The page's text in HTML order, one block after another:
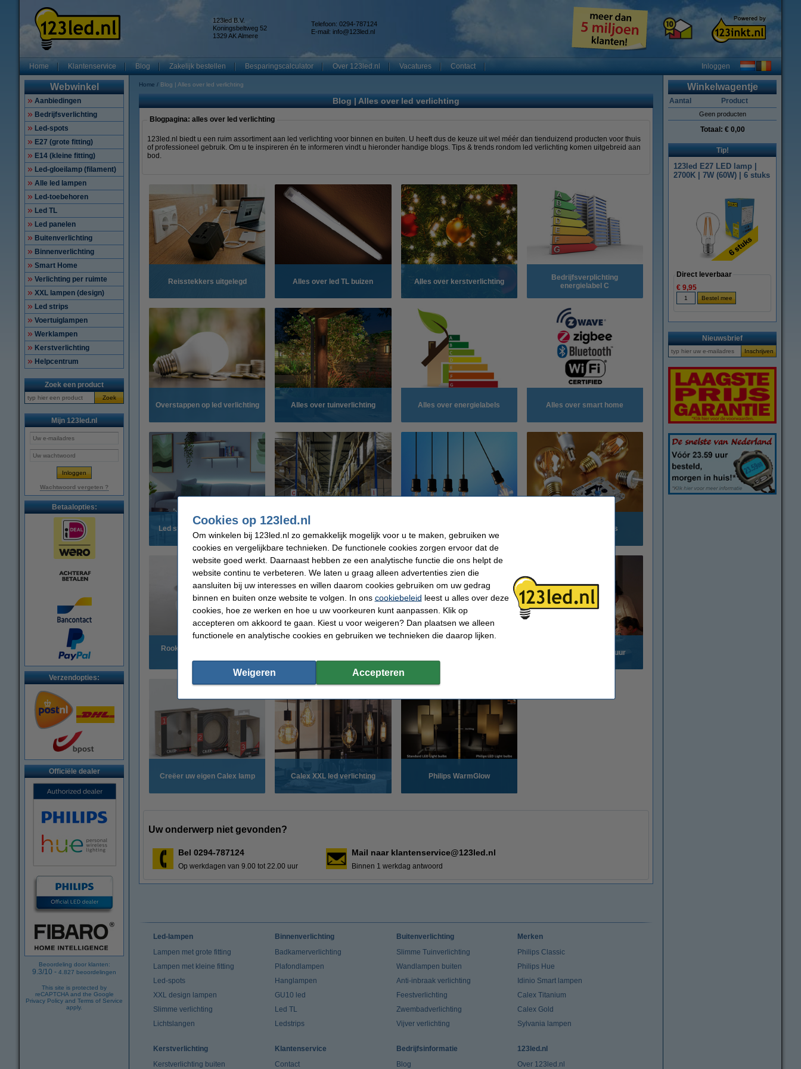
123led B.V.
Koningsbeltweg 52
1329 AK Almere
Telefoon: 0294-787124
E-mail: info@123led.nl
Home Klantenservice Blog Zakelijk bestellen Besparingscalculator Over 123led.nl Vacatures Contact Inloggen
Webwinkel
Aanbiedingen
Bedrijfsverlichting
Led-spots
E27 (grote fitting)
E14 (kleine fitting)
Led-gloeilamp (filament)
Alle led lampen
Led-toebehoren
Led TL
Led panelen
Buitenverlichting
Binnenverlichting
Smart Home
Verlichting per ruimte
XXL lampen (design)
Led strips
Voertuiglampen
Werklampen
Kerstverlichting
Helpcentrum
Zoek een product
Zoek
Mijn 123led.nl
Wachtwoord vergeten ?
Betaalopties:
Verzendopties:
Officiële dealer
Beoordeling door klanten:
9.3/10 - 4.827 beoordelingen
This site is protected by
reCAPTCHA and the Google
Privacy Policy and Terms of Service
apply.
Home Blog | Alles over led verlichting
Blog | Alles over led verlichting
Blogpagina: alles over led verlichting
123led.nl biedt u een ruim assortiment aan led verlichting voor binnen en buiten. U heeft dus de keuze uit wel méér dan tienduizend producten voor thuis
of professioneel gebruik. Om u te inspireren én te informeren vindt u hieronder handige blogs. Tips & trends rondom led verlichting komen uitgebreid aan
bod.
Reisstekkers uitgelegd Alles over led TL buizen Alles over kerstverlichting
Bedrijfsverplichting
energielabel C
Overstappen op led verlichting Alles over tuinverlichting Alles over energielabels Alles over smart home
Led strips: alle toepassingen Alles over dimmers
Rookmelder verplicht: 1 juli
Wat is kleurtemperatuur
Creëer uw eigen Calex lamp Calex XXL led verlichting Philips WarmGlow
Uw onderwerp niet gevonden?
Bel 0294-787124 Mail naar klantenservice@123led.nl
Op werkdagen van 9.00 tot 22.00 uur Binnen 1 werkdag antwoord
Winkelwagentje
Aantal Product
Geen producten
Totaal: € 0,00
Tip!
123led E27 LED lamp |
2700K | 7W (60W) | 6 stuks
Direct leverbaar
€ 9,95
Nieuwsbrief
Led-lampen
Lampen met grote fitting
Lampen met kleine fitting
Led-spots
XXL design lampen
Slimme verlichting
Lichtslangen
Binnenverlichting
Badkamerverlichting
Plafondlampen
Hanglampen
GU10 led
Led TL
Ledstrips
Buitenverlichting
Slimme Tuinverlichting
Wandlampen buiten
Anti-inbraak verlichting
Feestverlichting
Zwembadverlichting
Vijver verlichting
Merken
Philips Classic
Philips Hue
Idinio Smart lampen
Calex Titanium
Calex Gold
Sylvania lampen
Kerstverlichting
Kerstverlichting buiten
Klantenservice
Contact
Bedrijfsinformatie
Blog
123led.nl
Over 123led.nl
Cookies op 123led.nl
Om winkelen bij 123led.nl zo gemakkelijk mogelijk voor u te maken, gebruiken we
cookies en vergelijkbare technieken. De functionele cookies zorgen ervoor dat de
website goed werkt. Daarnaast hebben ze een analytische functie die ons helpt de
website continu te verbeteren. We laten u graag alleen advertenties zien die
aansluiten bij uw interesses en willen daarom cookies gebruiken om uw gedrag
binnen en buiten onze website te volgen. In ons cookiebeleid leest u alles over deze
cookies, hoe ze werken en hoe u uw voorkeuren kunt aanpassen. Klik op
accepteren om akkoord te gaan. Kiest u voor weigeren? Dan plaatsen we alleen
functionele en analytische cookies en gebruiken we technieken die daarop lijken.
Weigeren Accepteren